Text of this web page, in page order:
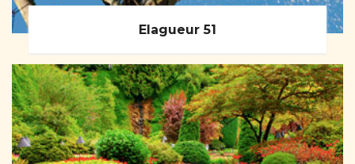
Elagueur 51